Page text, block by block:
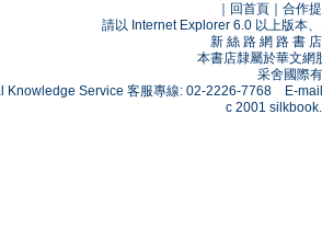
回首頁
合作
請以 Internet Explorer 6.0 以上版本
新 絲 路 網 路 書
本書店隸屬於華文網
采舍國際
Knowledge Service 客服專線: 02-2226-7768 E-
c 2001